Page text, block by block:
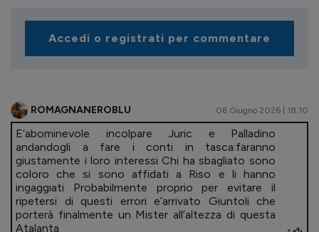
Accedi o registrati per commentare
ROMAGNANEROBLU 06 Giugno 2026 | 18.10
E’abominevole incolpare Juric e Palladino
andandogli a fare i conti in tasca:faranno
giustamente i loro interessi Chi ha sbagliato sono
coloro che si sono affidati a Riso e li hanno
ingaggiati Probabilmente proprio per evitare il
ripetersi di questi errori e’arrivato Giuntoli che
porterà finalmente un Mister all’altezza di questa
Atalanta